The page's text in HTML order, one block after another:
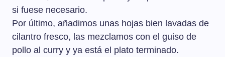
si fuese necesario.
Por último, añadimos unas hojas bien lavadas de
cilantro fresco, las mezclamos con el guiso de
pollo al curry y ya está el plato terminado.